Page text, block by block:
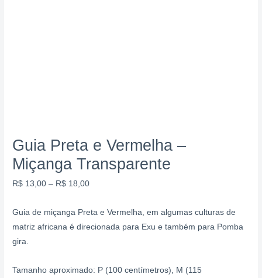
Guia Preta e Vermelha –
Miçanga Transparente
R$ 13,00 – R$ 18,00
Guia de miçanga Preta e Vermelha, em algumas culturas de
matriz africana é direcionada para Exu e também para Pomba
gira.
Tamanho aproximado: P (100 centímetros), M (115